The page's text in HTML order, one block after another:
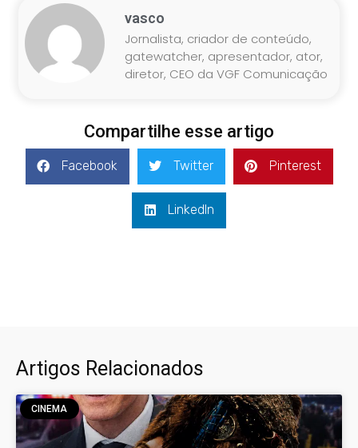
vasco
Jornalista, criador de conteúdo,
gatewatcher, apresentador, ator,
diretor, CEO da VGF Comunicação
Compartilhe esse artigo
Facebook Twitter Pinterest
LinkedIn
Artigos Relacionados
CINEMA